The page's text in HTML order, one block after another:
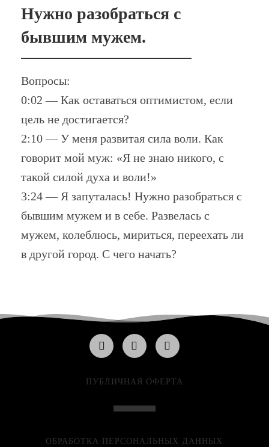
Нужно разобраться с
бывшим мужем.
Вопросы:
0:02 — Как оставаться оптимистом, если
цель не достигается?
2:10 — У меня развитая сила воли. Как
говорит мой муж: «Я не знаю никого, с
такой силой духа и воли!»
3:24 — Я запуталась! Нужно разобраться с
бывшим мужем и в себе. Развелась с
мужем, колеблюсь, мириться, переехать ли
в другой город. С чего начать?
ПУБЛИЧНАЯ ОФЕРТА
ОБРАБОТКА ПЕРСОНАЛЬНЫХ ДАННЫХ